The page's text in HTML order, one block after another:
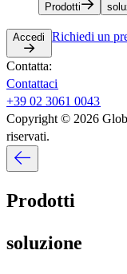
Prodotti​​
Accedi​​ Richiedi un
Contatta:​​
Contattaci​​
+39 02 3061 0043​​
Copyright © 2026
riservati.​​
Prodotti​​
soluzione​​